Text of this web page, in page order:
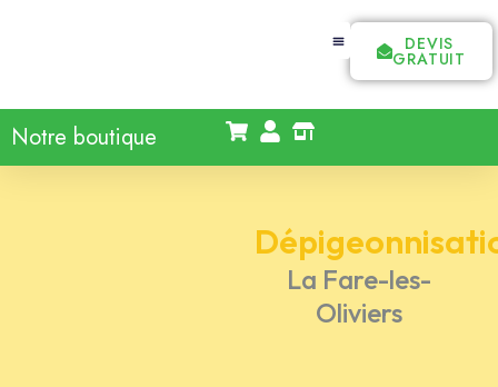
DEVIS
GRATUIT
Notre boutique
La Fare-les-
Oliviers